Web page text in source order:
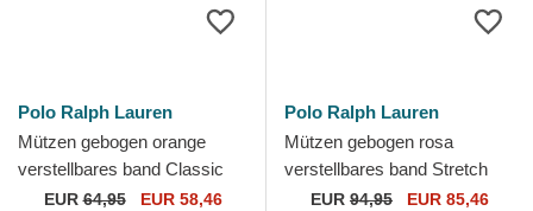
Polo Ralph Lauren
Mützen gebogen orange
verstellbares band Classic
Sport Twill von Polo Ralph
EUR64,95 EUR 58,46
Polo Ralph Lauren
Mützen gebogen rosa
verstellbares band Stretch
Seersucker von Polo Ralph
EUR 94,95 EUR 85,46